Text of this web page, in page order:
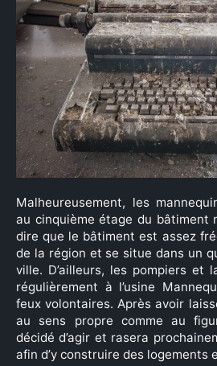
Malheureusement, les
au cinquième étage du bâtiment
dire que le bâtiment est assez
de la région et se situe dans un
ville. D’ailleurs, les pompiers et
régulièrement à l’usine
feux volontaires. Après avoir
au sens propre comme au
décidé d’agir et rasera
afin d’y construire des logements